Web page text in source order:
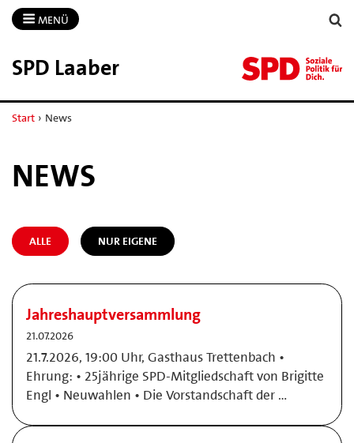
MENÜ
SPD Laaber
Start › News
NEWS
ALLE NUR EIGENE
Jahreshauptversammlung
21.07.2026
21.7.2026, 19:00 Uhr, Gasthaus Trettenbach •
Ehrung: • 25jährige SPD-Mitgliedschaft von Brigitte
Engl • Neuwahlen • Die Vorstandschaft der …